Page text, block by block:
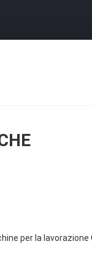
per la lavorazione